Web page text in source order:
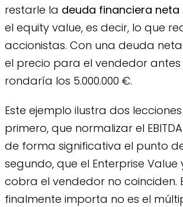
restarle la deuda financiera neta
el equity value, es decir, lo que
accionistas. Con una deuda neta
el precio para el vendedor
rondaría los 5.000.000 €.
Este ejemplo ilustra dos
primero, que normalizar el
de forma significativa el punto
segundo, que el Enterprise Value
cobra el vendedor no coinciden.
finalmente importa no es el